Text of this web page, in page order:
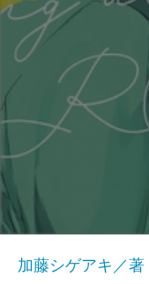
加藤シゲアキ／著